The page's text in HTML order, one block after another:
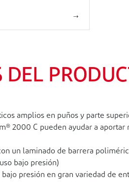
DEL
amplios en puños y parte
2000 C pueden ayudar a
un laminado de barrera
bajo presión)
presión en gran variedad de